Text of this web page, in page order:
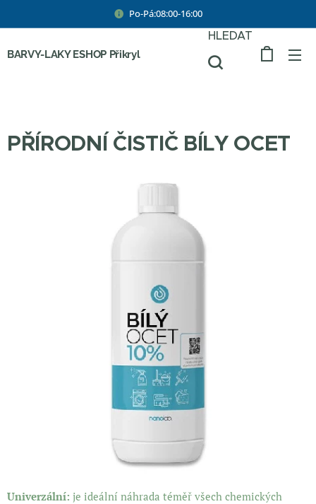
Po-Pá:08:00-16:00
BARVY-LAKY ESHOP Přikryl
HLEDAT
PŘÍRODNÍ ČISTIČ BÍLY OCET
Univerzální: je ideální náhrada téměř všech chemických